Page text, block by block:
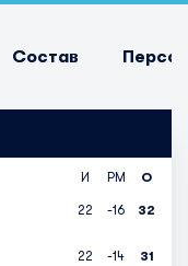
Состав
И РМ О
22 -16 32
22 -14 31